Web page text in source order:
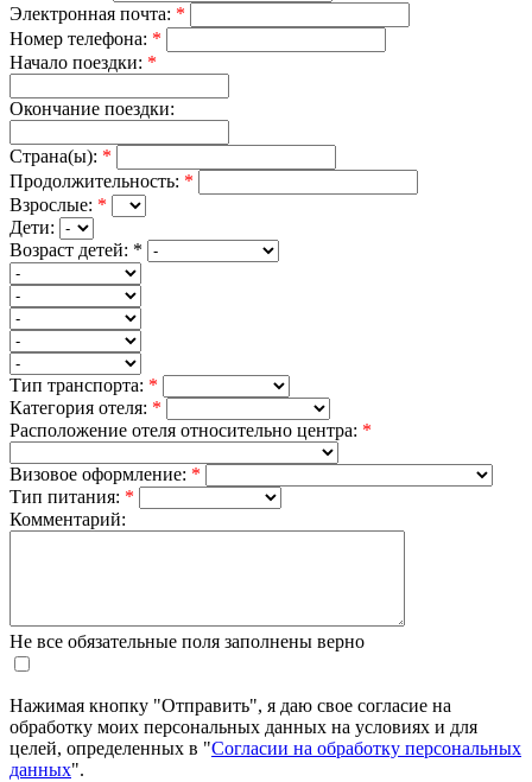
Электронная почта: *
Номер телефона: *
Начало поездки: *
Окончание поездки:
Страна(ы): *
Продолжительность: *
Взрослые: *
Дети:
Возраст детей: *
Тип транспорта: *
Категория отеля: *
Расположение отеля относительно центра: *
Визовое оформление: *
Тип питания: *
Комментарий:
Не все обязательные поля заполнены верно
Нажимая кнопку "Отправить", я даю свое согласие на
обработку моих персональных данных на условиях и для
целей, определенных в "Согласии на обработку персональных
данных".